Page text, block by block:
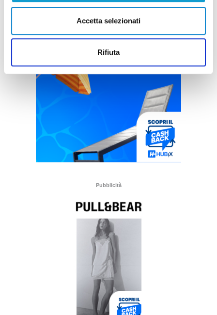
Accetta selezionati
Rifiuta
Pubblicità